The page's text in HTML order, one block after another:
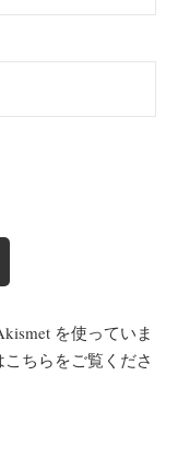
を使っていま
ちらをご覧くださ